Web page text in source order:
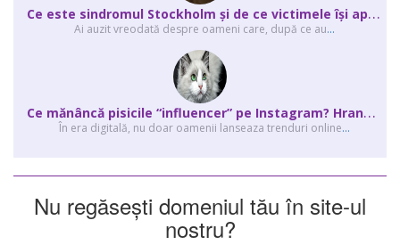
C
e este sindromul Stockholm și de ce victimele își apără agresorii.
Ai auzit vreodată despre oameni care, după ce au...
C
e mănâncă pisicile “influencer” pe Instagram? Hrana lor virală
În era digitală, nu doar oamenii lanseaza trenduri online...
Nu regăsești domeniul tău în site-ul
nostru?